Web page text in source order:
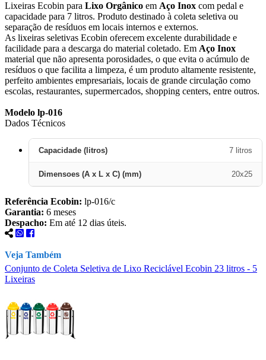
Lixeiras Ecobin para Lixo Orgânico em Aço Inox com pedal e
capacidade para 7 litros. Produto destinado à coleta seletiva ou
separação de resíduos em locais internos e externos.
As lixeiras seletivas Ecobin oferecem excelente durabilidade e
facilidade para a descarga do material coletado. Em Aço Inox
material que não apresenta porosidades, o que evita o acúmulo de
resíduos o que facilita a limpeza, é um produto altamente resistente,
perfeito ambientes empresariais, locais de grande circulação como
escolas, restaurantes, supermercados, shopping centers, entre outros.
Modelo lp-016
Dados Técnicos
Capacidade (litros) 7 litros
Dimensoes (A x L x C) (mm) 20x25
Referência Ecobin: lp-016/c
Garantia: 6 meses
Despacho: Em até 12 dias úteis.
Veja Também
Conjunto de Coleta Seletiva de Lixo Reciclável Ecobin 23 litros - 5
Lixeiras